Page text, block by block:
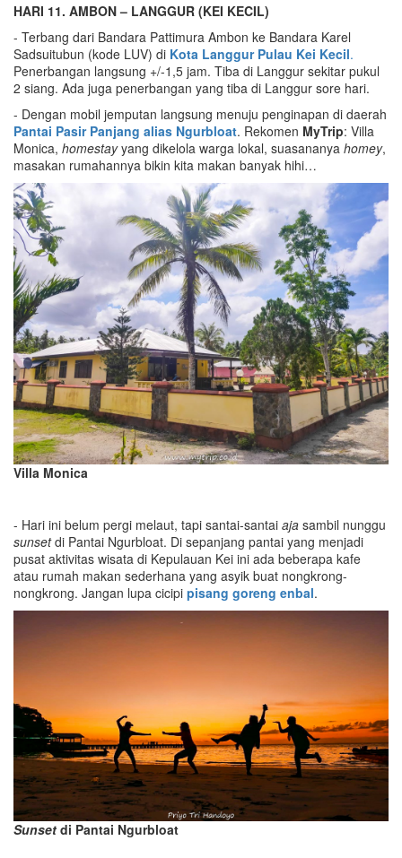
HARI 11. AMBON – LANGGUR (KEI KECIL)
- Terbang dari Bandara Pattimura Ambon ke Bandara Karel
Sadsuitubun (kode LUV) di Kota Langgur Pulau Kei Kecil.
Penerbangan langsung +/-1,5 jam. Tiba di Langgur sekitar pukul
2 siang. Ada juga penerbangan yang tiba di Langgur sore hari.
- Dengan mobil jemputan langsung menuju penginapan di daerah
Pantai Pasir Panjang alias Ngurbloat. Rekomen MyTrip: Villa
Monica, homestayyang dikelola warga lokal, suasananya homey,
masakan rumahannya bikin kita makan banyak hihi…
Villa Monica
- Hari ini belum pergi melaut, tapi santai-santai aja sambil nunggu
sunsetdi Pantai Ngurbloat. Di sepanjang pantai yang menjadi
pusat aktivitas wisata di Kepulauan Kei ini ada beberapa kafe
atau rumah makan sederhana yang asyik buat nongkrong-
nongkrong. Jangan lupa cicipi pisang goreng enbal.
Sunset di Pantai Ngurbloat